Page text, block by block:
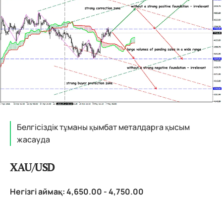
Белгісіздік тұманы қымбат металдарға қысым
жасауда
XAU/USD
Негізгі аймақ: 4,650.00 - 4,750.00